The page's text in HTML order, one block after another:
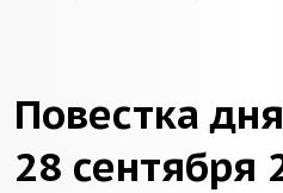
Повестка
28 сентября